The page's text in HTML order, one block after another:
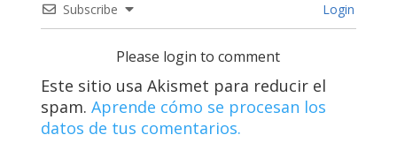
Subscribe Login
Please login to comment
Este sitio usa Akismet para reducir el
spam. Aprende cómo se procesan los
datos de tus comentarios.